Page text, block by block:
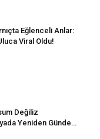
Eğlenceli Anlar:
Viral Oldu!
Değiliz
Yeniden Gündem